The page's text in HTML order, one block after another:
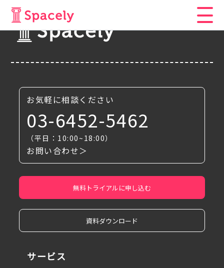
お気軽に相談ください
03-6452-5462
（平日：10:00~18:00）
お問い合わせ＞
無料トライアルに申し込む
資料ダウンロード
サービス